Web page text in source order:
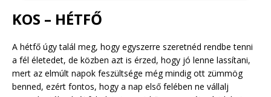
KOS – HÉTFŐ
A hétfő úgy talál meg, hogy egyszerre szeretnéd rendbe tenni
a fél életedet, de közben azt is érzed, hogy jó lenne lassítani,
mert az elmúlt napok feszültsége még mindig ott zümmög
benned, ezért fontos, hogy a nap első felében ne vállalj